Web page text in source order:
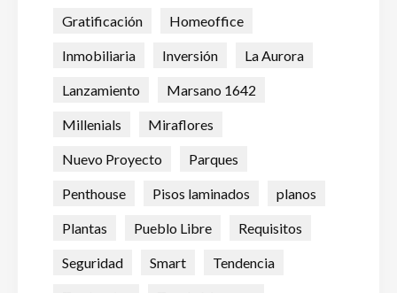
Gratificación Homeoffice
Inmobiliaria Inversión La Aurora
Lanzamiento Marsano 1642
Millenials Miraflores
Nuevo Proyecto Parques
Penthouse Pisos laminados planos
Plantas Pueblo Libre Requisitos
Seguridad Smart Tendencia